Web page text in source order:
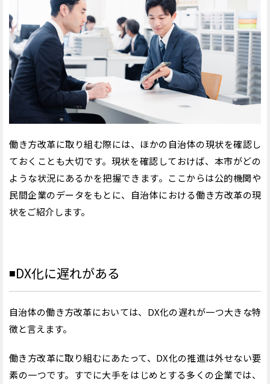
◾️競争原理が働かず、保守的な組織文化がある
◾️成果を反映しにくい給与体系
◾️大幅な業務変更が難しい
◾️労働基準法の適用範囲に制限がある
【職場運用の見直し】働き方改革に取り組んだ自治体の事
例
◾️滋賀県近江八幡市
◾️東京都狛江市
事例
◾️奈良県
◾️北海道登別市
【長時間労働の是正】働き方改革に取り組んだ自治体の事
働き方改革に取り組む際には、ほかの自治体の現状を確認し
ておくことも大切です。現状を確認しておけば、本市がどの
ような状況にあるかを把握できます。ここからは公的機関や
民間企業のデータをもとに、自治体における働き方改革の現
状をご紹介します。
◾️DX化に遅れがある
自治体の働き方改革においては、DX化の遅れが一つ大きな特
徴と言えます。
働き方改革に取り組むにあたって、DX化の推進は外せない要
素の一つです。すでに大手をはじめとする多くの企業では、